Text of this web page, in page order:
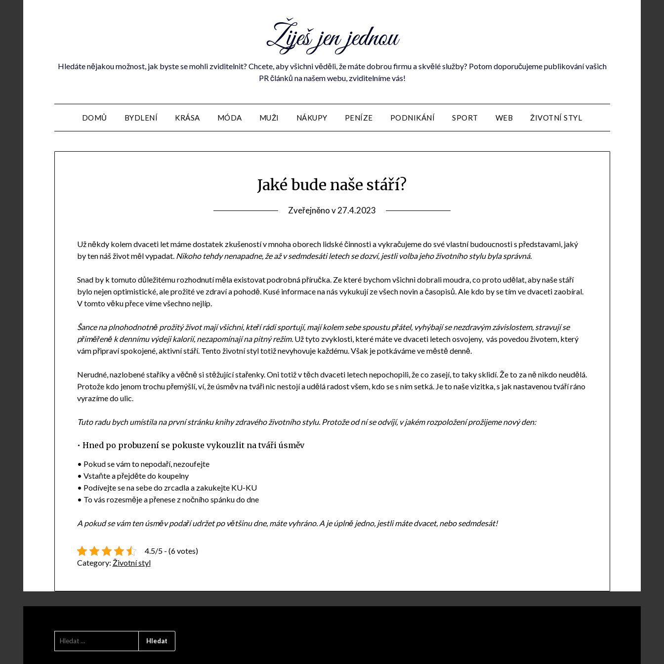
Žiješ jen jednou
Hledáte nějakou možnost, jak byste se mohli zviditelnit? Chcete, aby všichni věděli, že máte dobrou firmu a skvělé služby? Potom doporučujeme publikování vašich
PR článků na našem webu, zviditelníme vás!
DOMŮ BYDLENÍ KRÁSA MÓDA MUŽI NÁKUPY PENÍZE PODNIKÁNÍ SPORT WEB ŽIVOTNÍ STYL
Jaké bude naše stáří?
Zveřejněno v27.4.2023
Už někdy kolem dvaceti let máme dostatek zkušeností v mnoha oborech lidské činnosti a vykračujeme do své vlastní budoucnosti s představami, jaký
by ten náš život měl vypadat. Nikoho tehdy nenapadne, že až v sedmdesáti letech se dozví, jestli volba jeho životního stylu byla správná.
Snad by k tomuto důležitému rozhodnutí měla existovat podrobná příručka. Ze které bychom všichni dobrali moudra, co proto udělat, aby naše stáří
bylo nejen optimistické, ale prožité ve zdraví a pohodě. Kusé informace na nás vykukují ze všech novin a časopisů. Ale kdo by se tím ve dvaceti zaobíral.
V tomto věku přece víme všechno nejlíp.
Šance na plnohodnotně prožitý život mají všichni, kteří rádi sportují, mají kolem sebe spoustu přátel, vyhýbají se nezdravým závislostem, stravují se
přiměřeně k dennímu výdeji kalorií, nezapomínají na pitný režim. Už tyto zvyklosti, které máte ve dvaceti letech osvojeny, vás povedou životem, který
vám připraví spokojené, aktivní stáří. Tento životní styl totiž nevyhovuje každému. Však je potkáváme ve městě denně.
Nerudné, nazlobené staříky a věčně si stěžující stařenky. Oni totiž v těch dvaceti letech nepochopili, že co zasejí, to taky sklidí. Že to za ně nikdo neudělá.
Protože kdo jenom trochu přemýšlí, ví, že úsměv na tváři nic nestojí a udělá radost všem, kdo se s ním setká. Je to naše vizitka, s jak nastavenou tváří ráno
vyrazíme do ulic.
Tuto radu bych umístila na první stránku knihy zdravého životního stylu. Protože od ní se odvíjí, v jakém rozpoložení prožijeme nový den:
• Hned po probuzení se pokuste vykouzlit na tváři úsměv
• Pokud se vám to nepodaří, nezoufejte
• Vstaňte a přejděte do koupelny
• Podívejte se na sebe do zrcadla a zakukejte KU-KU
• To vás rozesměje a přenese z nočního spánku do dne
A pokud se vám ten úsměv podaří udržet po většinu dne, máte vyhráno. A je úplně jedno, jestli máte dvacet, nebo sedmdesát!
4.5/5 - (6 votes)
Category: Životní styl